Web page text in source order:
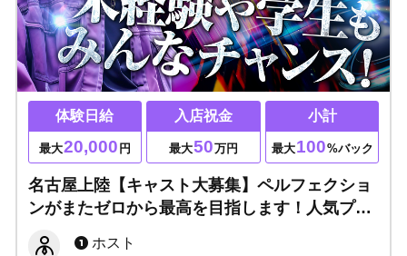
体験日給
最大20,000 円
入店祝金
最大50万円
小計
最大100%バック
名古屋上陸【キャスト大募集】ペルフェクショ
ンがまたゼロから最高を目指します！人気プレ
ホスト